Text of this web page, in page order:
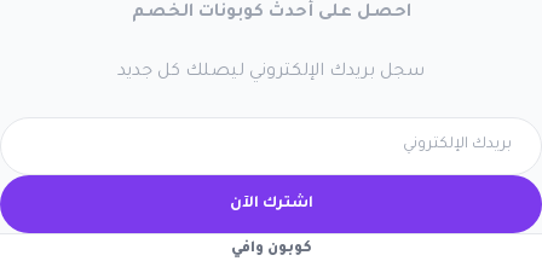
احصل على أحدث كوبونات الخصم
سجل بريدك الإلكتروني ليصلك كل جديد
اشترك الآن
كوبون وافي